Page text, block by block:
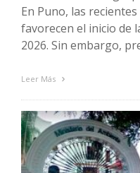
En Puno, las
favorecen el inicio de
2026. Sin embargo,
Leer Más